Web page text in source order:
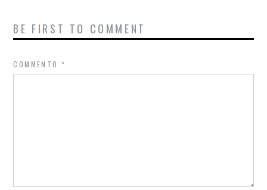
BE FIRST TO COMMENT
COMMENTO*